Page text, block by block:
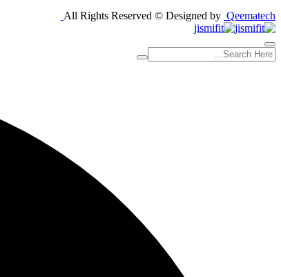
All Rights Reserved © Designed by Qeematech